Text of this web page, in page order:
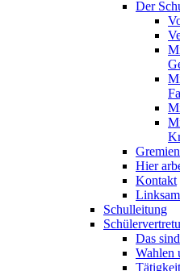
Der
Gremien
Hier
Kontakt
Schulleitung
Das
Wahlen